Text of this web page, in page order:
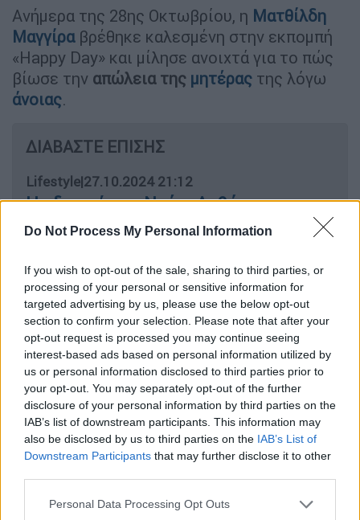
Do Not Process My Personal Information
If you wish to opt-out of the sale, sharing to third parties, or
processing of your personal or sensitive information for
targeted advertising by us, please use the below opt-out
section to confirm your selection. Please note that after your
opt-out request is processed you may continue seeing
interest-based ads based on personal information utilized by
us or personal information disclosed to third parties prior to
your opt-out. You may separately opt-out of the further
disclosure of your personal information by third parties on the
IAB’s list of downstream participants. This information may
also be disclosed by us to third parties on the IAB’s List of
Downstream Participants that may further disclose it to other
Please note that this website/app uses one or more Google
Personal Data Processing Opt Outs
Ανήμερα της 28ης Οκτωβρίου, η Ματθίλδη
Μαγγίρα βρέθηκε καλεσμένη στην εκπομπή
«Happy Day» και μίλησε ανοιχτά για το πώς
βίωσε την απώλεια της μητέρας της λόγω
άνοιας.
ΔΙΑΒΑΣΤΕ ΕΠΙΣΗΣ
Lifestyle|27.10.2024 21:12
Η αδερφή της Ντέμι Λοβάτο
απέβαλλε από προχωρημένη
εγκυμοσύνη: Η συγκινητική
ανάρτηση της τραγουδίστριας
Με ειλικρίνεια, μοιράστηκε πώς η
συγκεκριμένη ασθένεια απομάκρυνε
σταδιακά τη μητέρα της από την οικογένεια.
«Ηταν σαν να λυτρώθηκε που έφυγε από τη
ζωή» είπε η ίδια, περιγράφοντας πώςη
μητέρα της υπήρχε μεν σωματικά, αλλά δεν
ηθοποιόςεξήγησε πως η οικογένεια βίωνε